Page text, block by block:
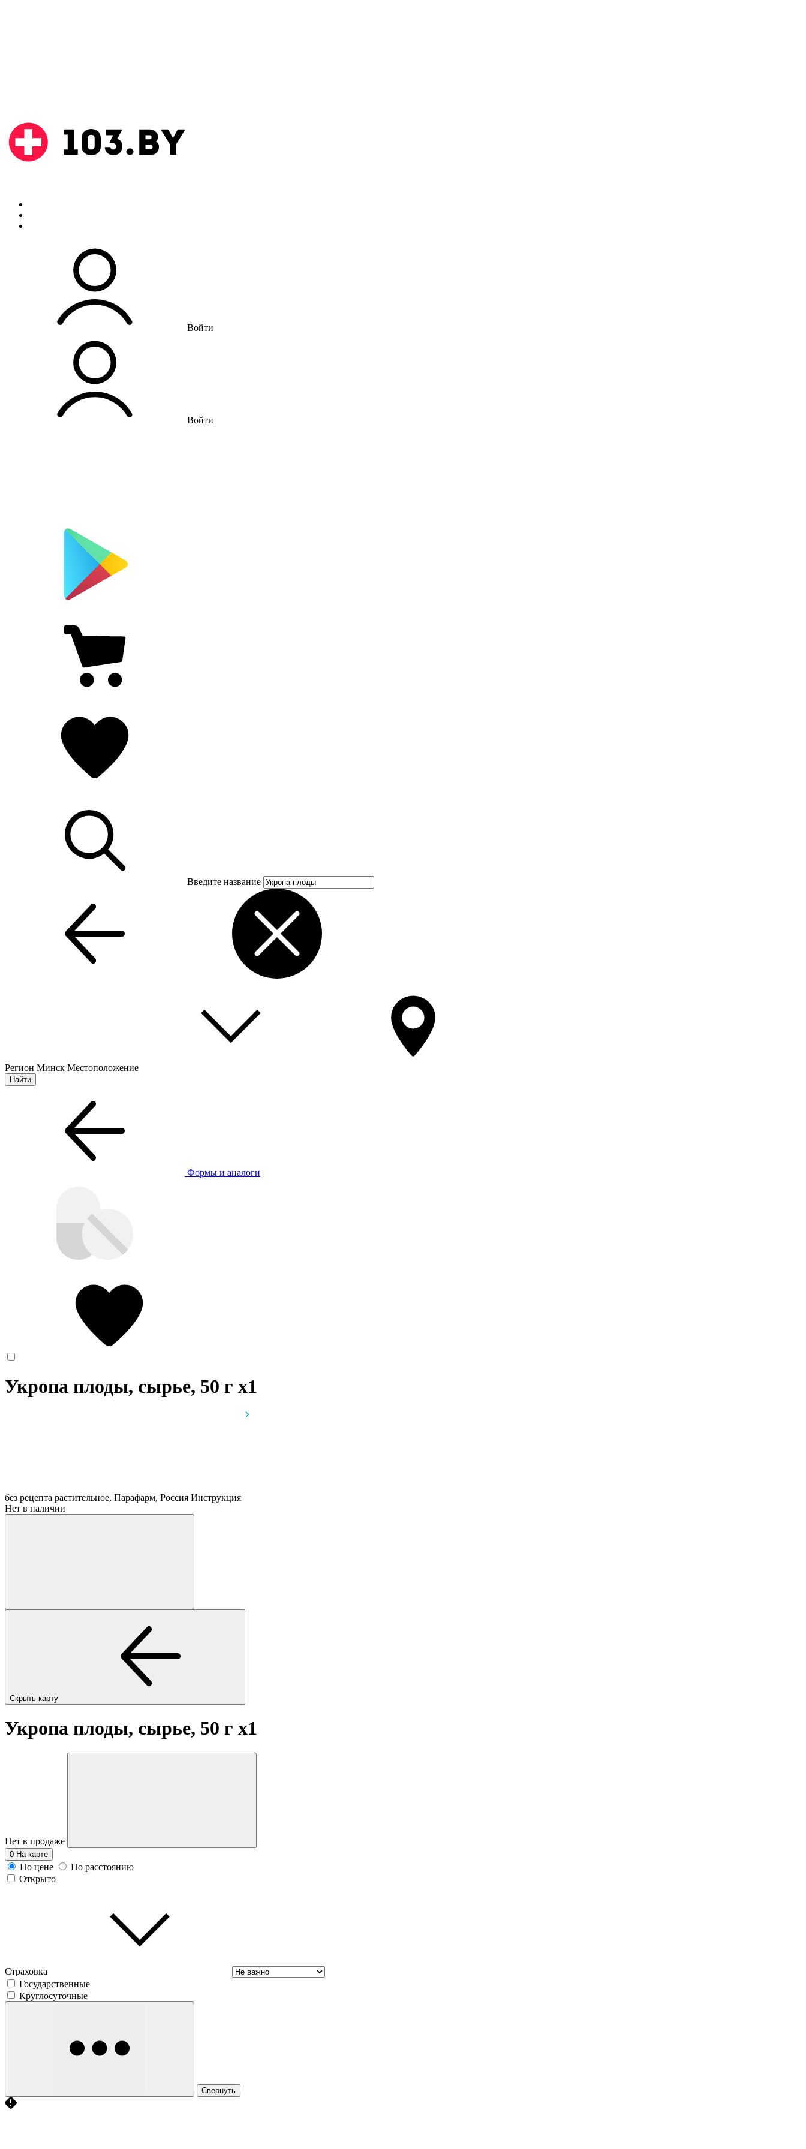
Войти
Войти
Введите название
Регион Минск Местоположение
Формы и аналоги
Укропа плоды, сырье, 50 г x1
без рецепта растительное, Парафарм, Россия Инструкция
Нет в наличии
Скрыть карту
Укропа плоды, сырье, 50 г x1
Нет в продаже
0 На карте
По цене
По расстоянию
Открыто
Страховка
Государственные
Круглосуточные
Свернуть